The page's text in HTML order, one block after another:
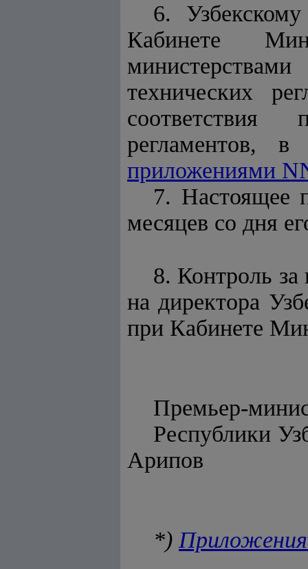
6.
Кабинете
технических
регламентов, в
приложениями
7. Настоящее
месяцев со дня
8. Контроль за
на директора
при Кабинете
Премьер-
Арипов
*)